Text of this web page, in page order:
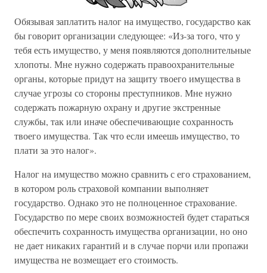
Обязывая заплатить налог на имущество, государство как
бы говорит организации следующее: «Из-за того, что у
тебя есть имущество, у меня появляются дополнительные
хлопоты. Мне нужно содержать правоохранительные
органы, которые придут на защиту твоего имущества в
случае угрозы со стороны преступников. Мне нужно
содержать пожарную охрану и другие экстренные
службы, так или иначе обеспечивающие сохранность
твоего имущества. Так что если имеешь имущество, то
плати за это налог».
Налог на имущество можно сравнить с его страхованием,
в котором роль страховой компании выполняет
государство. Однако это не полноценное страхование.
Государство по мере своих возможностей будет стараться
обеспечить сохранность имущества организации, но оно
не дает никаких гарантий и в случае порчи или пропажи
имущества не возмещает его стоимость.